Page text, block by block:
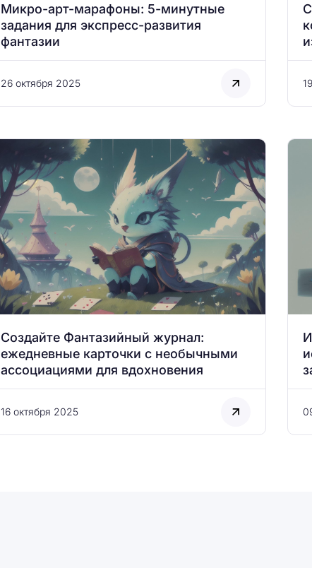
Микро-арт-марафоны: 5-минутные
задания для экспресс-развития
фантазии
26 октября 2025
Создайте Фантазийный журнал:
ежедневные карточки с необычными
ассоциациями для вдохновения
16 октября 2025